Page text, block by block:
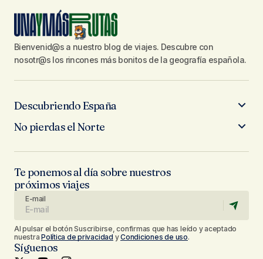
Bienvenid@s a nuestro blog de viajes. Descubre con
nosotr@s los rincones más bonitos de la geografía española.
Descubriendo España
No pierdas el Norte
Te ponemos al día sobre nuestros
próximos viajes
E-mail
Al pulsar el botón Suscribirse, confirmas que has leído y aceptado
nuestraPolítica de privacidad yCondiciones de uso.
Síguenos